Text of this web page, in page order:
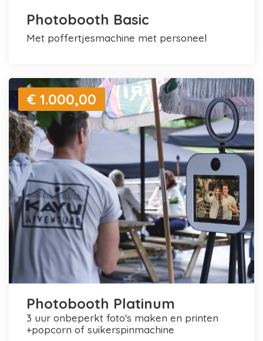
Photobooth Basic
met poffertjesmachine met personeel
€ 1.000,00
Photobooth Platinum
3 uur onbeperkt foto's maken en printen
+popcorn of suikerspinmachine